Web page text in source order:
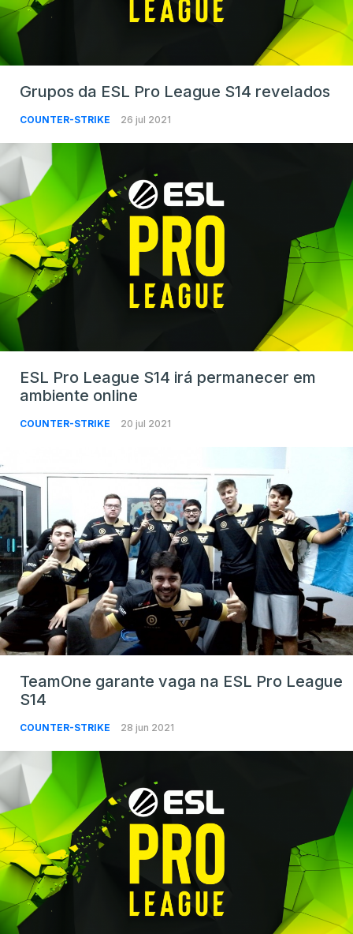
Grupos da ESL Pro League S14 revelados
COUNTER-STRIKE 26 jul 2021
ESL Pro League S14 irá permanecer em
ambiente online
COUNTER-STRIKE 20 jul 2021
TeamOne garante vaga na ESL Pro League
S14
COUNTER-STRIKE 28 jun 2021